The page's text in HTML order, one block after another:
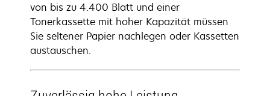
von bis zu 4.400 Blatt und einer
Tonerkassette mit hoher Kapazität müssen
Sie seltener Papier nachlegen oder Kassetten
austauschen.